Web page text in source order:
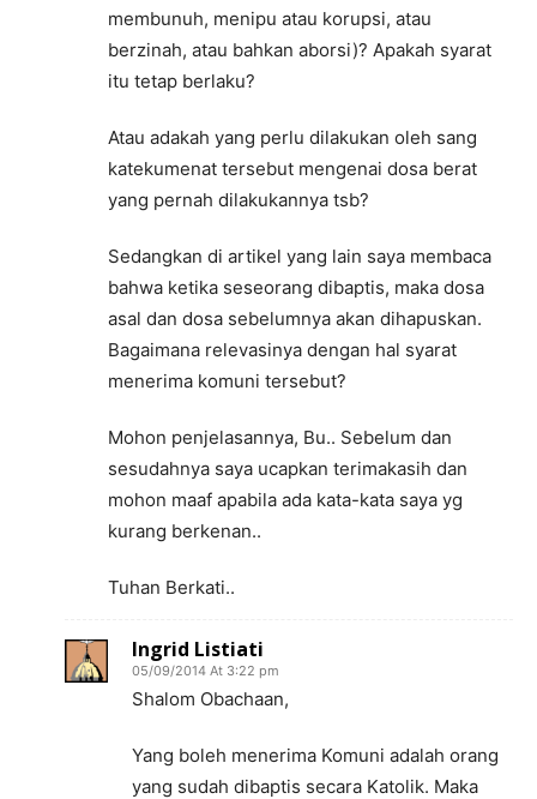
membunuh, menipu atau korupsi, atau
berzinah, atau bahkan aborsi)? Apakah syarat
itu tetap berlaku?
Atau adakah yang perlu dilakukan oleh sang
katekumenat tersebut mengenai dosa berat
yang pernah dilakukannya tsb?
Sedangkan di artikel yang lain saya membaca
bahwa ketika seseorang dibaptis, maka dosa
asal dan dosa sebelumnya akan dihapuskan.
Bagaimana relevasinya dengan hal syarat
menerima komuni tersebut?
Mohon penjelasannya, Bu.. Sebelum dan
sesudahnya saya ucapkan terimakasih dan
mohon maaf apabila ada kata-kata saya yg
kurang berkenan..
Tuhan Berkati..
Ingrid Listiati
05/09/2014 At 3:22 pm
Shalom Obachaan,
Yang boleh menerima Komuni adalah orang
yang sudah dibaptis secara Katolik. Maka